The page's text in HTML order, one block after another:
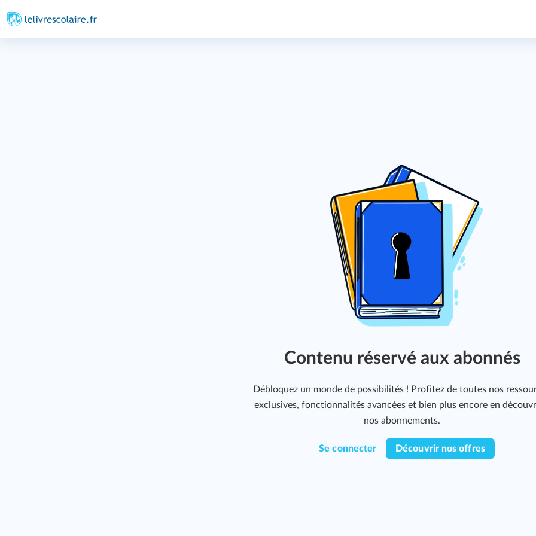
Contenu réservé aux abonnés
Débloquez un monde de possibilités ! Profitez de toutes nos
exclusives, fonctionnalités avancées et bien plus encore en
nos abonnements.
Se connecter Découvrir nos offres